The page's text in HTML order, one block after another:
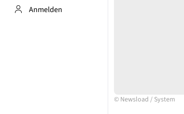
Anmelden
© Newsload / System